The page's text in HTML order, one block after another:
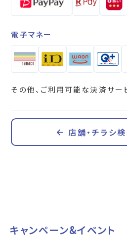
電子マネー
その他、ご利用可能な決済サー
店舗・チラシ
キャンペーン&イベント